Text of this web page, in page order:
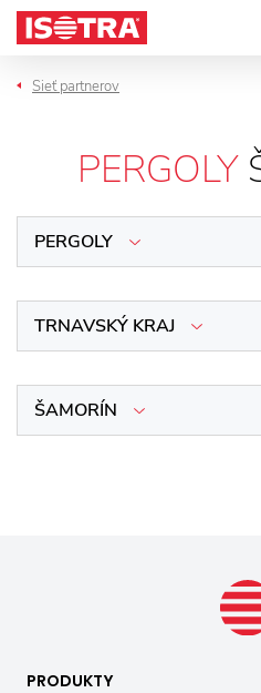
Preskočiť na obsah
Sieť partnerov
PERGOLY
PERGOLY
TRNAVSKÝ KRAJ
ŠAMORÍN
PRODUKTY